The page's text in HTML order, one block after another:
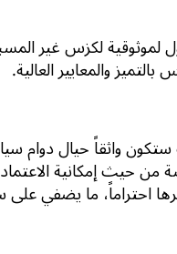
لموثوقية لكزس غير
بالتميز والمعايير العالية.
واثقاً حيال دوام
من حيث إمكانية
احتراماً، ما يضفي على